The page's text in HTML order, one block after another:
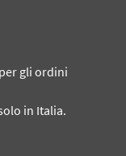
gli ordini
in Italia.